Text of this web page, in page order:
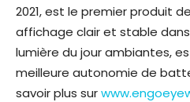
2021, est le premier produit
affichage clair et stable
lumière du jour ambiantes,
meilleure autonomie de
savoir plus sur